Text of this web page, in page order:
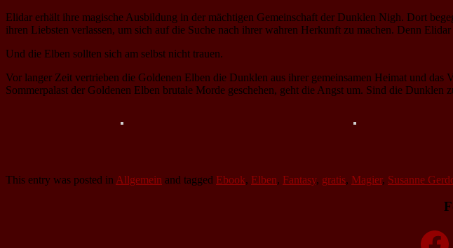
Elidar erhält ihre magische Ausbildung in der mächtigen Gemeinschaft der Dunklen Nigh. Dort
ihren Liebsten verlassen, um sich auf die Suche nach ihrer wahren Herkunft zu machen. Denn
Und die Elben sollten sich am selbst nicht trauen.
Vor langer Zeit vertrieben die Goldenen Elben die Dunklen aus ihrer gemeinsamen Heimat und
Sommerpalast der Goldenen Elben brutale Morde geschehen, geht die Angst um. Sind die Dunklen
This entry was posted in Allgemein and tagged Ebook, Elben, Fantasy, gratis, Magier, Susanne